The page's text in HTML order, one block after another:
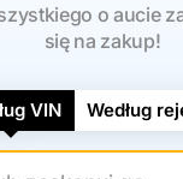
o aucie
się na zakup!
VIN Według